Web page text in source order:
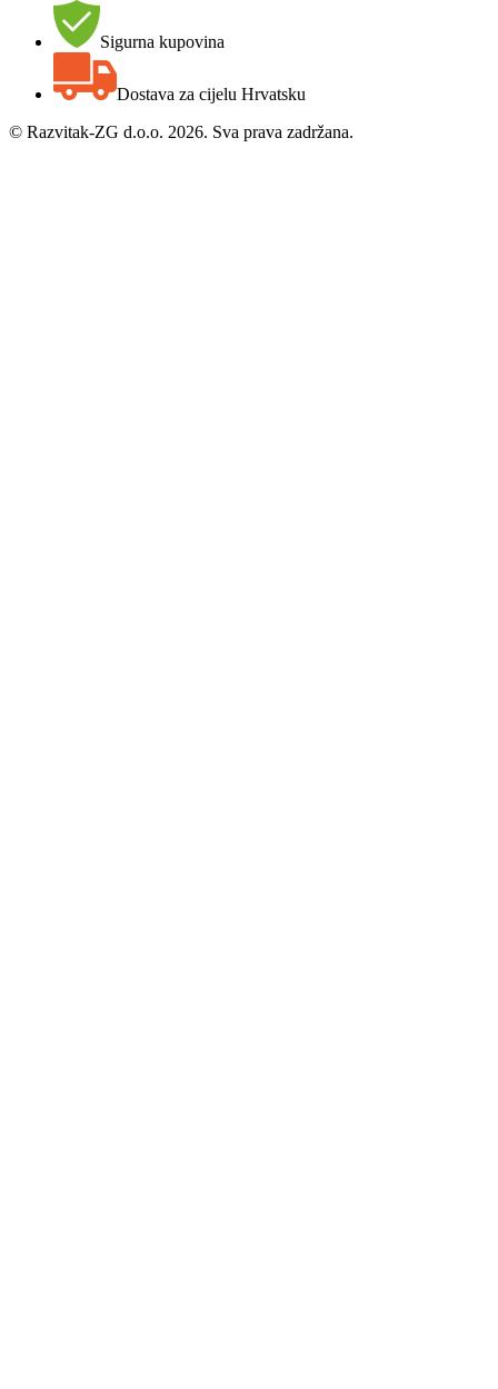
Sigurna kupovina
Dostava za cijelu Hrvatsku
© Razvitak-ZG d.o.o. 2026. Sva prava zadržana.